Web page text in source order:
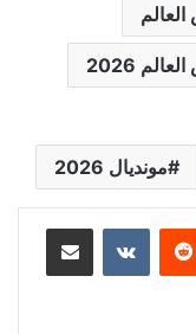
2026
مونديال 2026
مشاركة عبر البريد